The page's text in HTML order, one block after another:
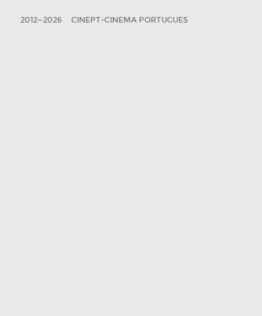
2012—2026 CINEPT-CINEMA PORTUGUES